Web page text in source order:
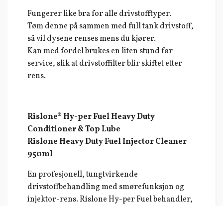
Fungerer like bra for alle drivstofftyper.
Tøm denne på sammen med full tank drivstoff,
så vil dysene renses mens du kjører.
Kan med fordel brukes en liten stund før
service, slik at drivstoffilter blir skiftet etter
rens.
Rislone® Hy-per Fuel Heavy Duty
Conditioner & Top Lube
Rislone Heavy Duty Fuel Injector Cleaner
950ml
En profesjonell, tungtvirkende
drivstoffbehandling med smørefunksjon og
injektor-rens. Rislone Hy-per Fuel behandler,